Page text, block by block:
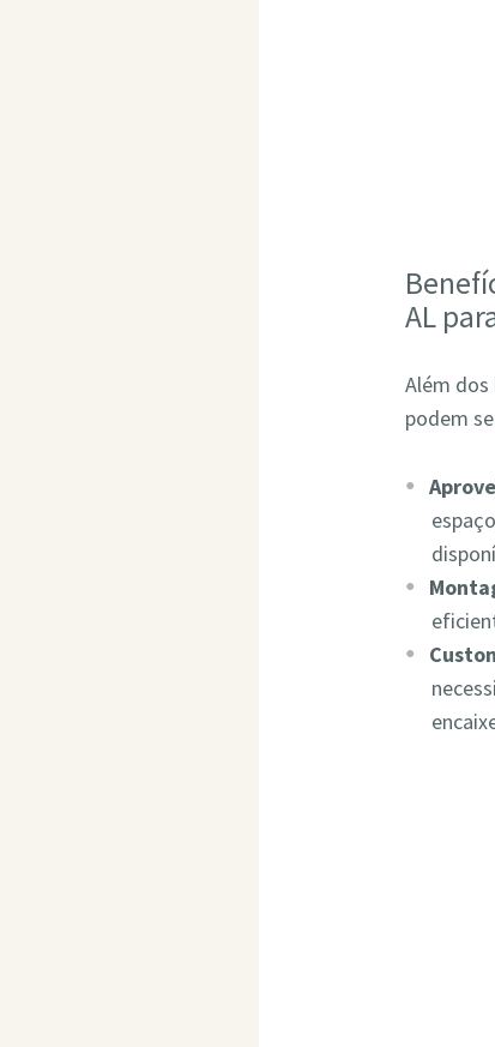
AL
Além dos
podem